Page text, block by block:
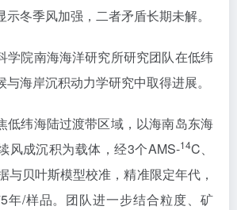
冬季风加强，二者矛盾长期未解。
学院南海海洋研究所研究团队在低纬
海岸沉积动力学研究中取得进展。
低纬海陆过渡带区域，以海南岛东海
风成沉积为载体，经3个AMS-14C、
与贝叶斯模型校准，精准限定年代，
年/样品。团队进一步结合粒度、矿